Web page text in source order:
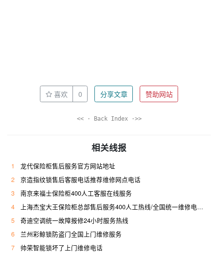
喜欢 0 分享文章 赞助网站
<< · Back Index ·>>
相关线报
1
龙代保险柜售后服务官方网站地址
2
京造指纹锁售后客服电话推荐维修网点电话
3
南京来福士保险柜400人工客服在线服务
4
上海杰宝大王保险柜总部售后服务400人工热线/全国统一维修电话是多少
5
奇迪空调统一故障报修24小时服务热线
6
兰州彩鲸锁防盗门全国上门维修服务
7
帅荣智能锁坏了上门维修电话